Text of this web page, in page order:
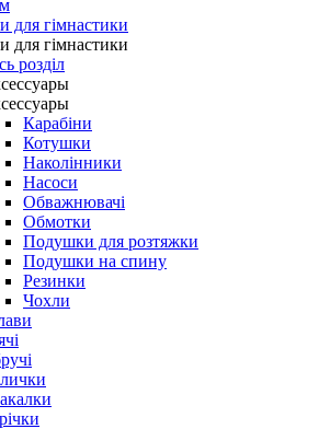
для гімнастики
для гімнастики
розділ
Карабіни
Котушки
Наколінники
Насоси
Обважнювачі
Обмотки
Подушки для розтяжки
Подушки на спину
Резинки
Чохли